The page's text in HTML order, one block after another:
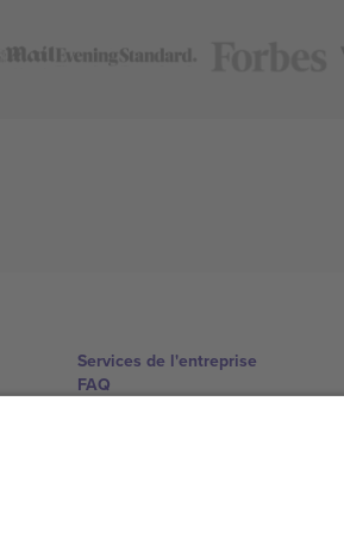
Services de l'entreprise
FAQ